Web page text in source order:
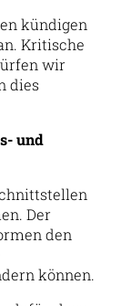
kündigen
Kritische
wir
dies
und
Der
den
können.